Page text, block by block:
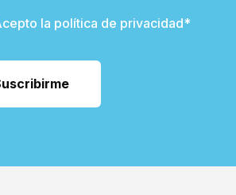
la política de privacidad*